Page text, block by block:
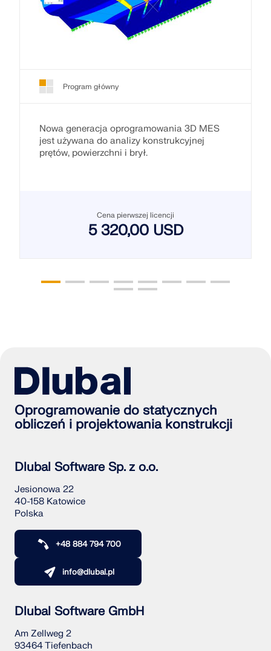
Program główny
Nowa generacja oprogramowania 3D MES
jest używana do analizy konstrukcyjnej
prętów, powierzchni i brył.
Cena pierwszej licencji
5 320,00 USD
Oprogramowanie do statycznych
obliczeń i projektowania konstrukcji
Dlubal Software Sp. z o.o.
Jesionowa 22
40-158 Katowice
Polska
+48 884 794 700
info@dlubal.pl
Dlubal Software GmbH
Am Zellweg 2
93464 Tiefenbach